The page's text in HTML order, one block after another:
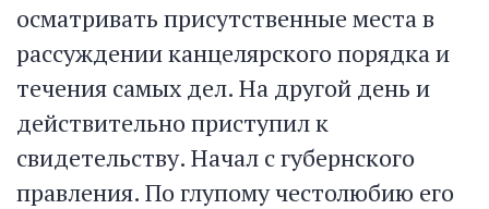
осматривать присутственные места в
рассуждении канцелярского порядка и
течения самых дел. На другой день и
действительно приступил к
свидетельству. Начал с губернского
правления. По глупому честолюбию его